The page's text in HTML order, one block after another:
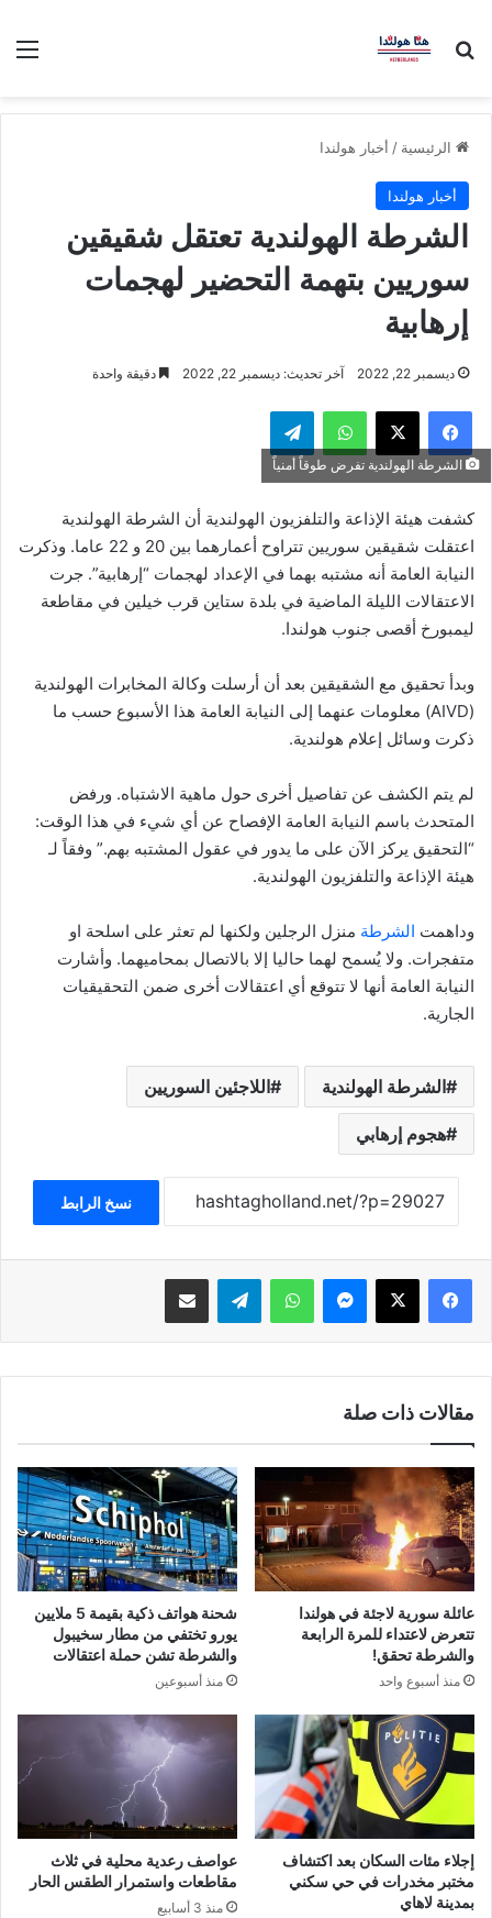
بحث عن
الرئيسية / أخبار هولندا
أخبار هولندا
الشرطة الهولندية تعتقل شقيقين
سوريين بتهمة التحضير لهجمات
إرهابية
ديسمبر 22, 2022 آخر تحديث: ديسمبر 22, 2022 دقيقة واحدة
فيسبوك ‫X واتساب تيلقرام
الشرطة الهولندية تفرض طوقاً أمنياً
كشفت هيئة الإذاعة والتلفزيون الهولندية أن الشرطة الهولندية
اعتقلت شقيقين سوريين تتراوح أعمارهما بين 20 و 22 عاما. وذكرت
النيابة العامة أنه مشتبه بهما في الإعداد لهجمات “إرهابية”. جرت
الاعتقالات الليلة الماضية في بلدة ستاين قرب خيلين في مقاطعة
ليمبورخ أقصى جنوب هولندا.
وبدأ تحقيق مع الشقيقين بعد أن أرسلت وكالة المخابرات الهولندية
(AIVD) معلومات عنهما إلى النيابة العامة هذا الأسبوع حسب ما
ذكرت وسائل إعلام هولندية.
لم يتم الكشف عن تفاصيل أخرى حول ماهية الاشتباه. ورفض
المتحدث باسم النيابة العامة الإفصاح عن أي شيء في هذا الوقت:
“التحقيق يركز الآن على ما يدور في عقول المشتبه بهم.” وفقاً لـ
هيئة الإذاعة والتلفزيون الهولندية.
وداهمت الشرطة منزل الرجلين ولكنها لم تعثر على اسلحة او
متفجرات. ولا يُسمح لهما حاليا إلا بالاتصال بمحاميهما. وأشارت
النيابة العامة أنها لا تتوقع أي اعتقالات أخرى ضمن التحقيقيات
الجارية.
الشرطة الهولندية اللاجئين السوريين
هجوم إرهابي
نسخ الرابط
فيسبوك ‫X ماسنجر واتساب تيلقرام مشاركة عبر البريد
مقالات ذات صلة
عائلة سورية لاجئة في هولندا
تتعرض لاعتداء للمرة الرابعة
والشرطة تحقق!
منذ أسبوع واحد
شحنة هواتف ذكية بقيمة 5 ملايين
يورو تختفي من مطار سخيبول
والشرطة تشن حملة اعتقالات
منذ أسبوعين
إجلاء مئات السكان بعد اكتشاف
مختبر مخدرات في حي سكني
بمدينة لاهاي
عواصف رعدية محلية في ثلاث
مقاطعات واستمرار الطقس الحار
منذ 3 أسابيع